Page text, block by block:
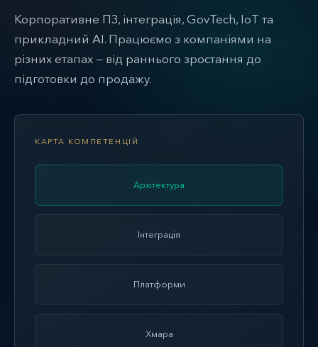
Корпоративне ПЗ, інтеграція, GovTech, IoT та
прикладний AI. Працюємо з компаніями на
різних етапах — від раннього зростання до
підготовки до продажу.
КАРТА КОМПЕТЕНЦІЙ
Архітектура
Інтеграція
Платформи
Хмара